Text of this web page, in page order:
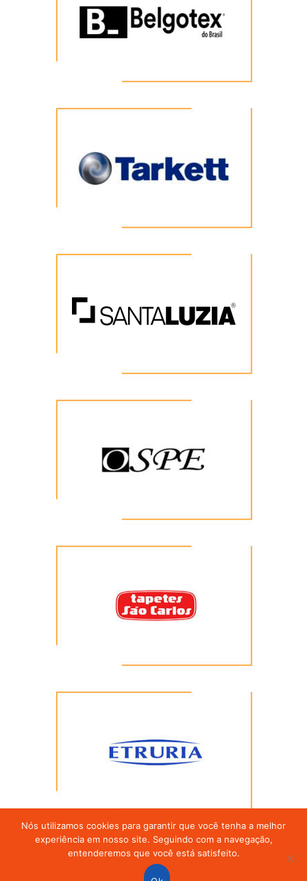
® Todos os direitos reservados 2026 | |
Nós utilizamos cookies para garantir que você tenha a melhor
experiência em nosso site. Seguindo com a navegação,
entenderemos que você está satisfeito.